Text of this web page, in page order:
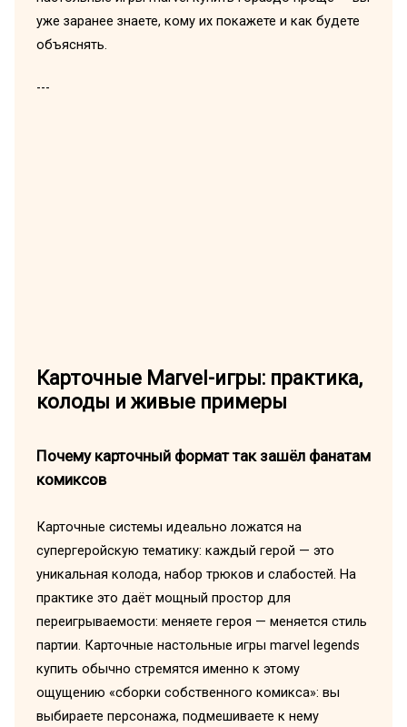
уже заранее знаете, кому их покажете и как будете
объяснять.
---
Карточные Marvel-игры: практика,
колоды и живые примеры
Почему карточный формат так зашёл фанатам
комиксов
Карточные системы идеально ложатся на
супергеройскую тематику: каждый герой — это
уникальная колода, набор трюков и слабостей. На
практике это даёт мощный простор для
переигрываемости: меняете героя — меняется стиль
партии. Карточные настольные игры marvel legends
купить обычно стремятся именно к этому
ощущению «сборки собственного комикса»: вы
выбираете персонажа, подмешиваете к нему